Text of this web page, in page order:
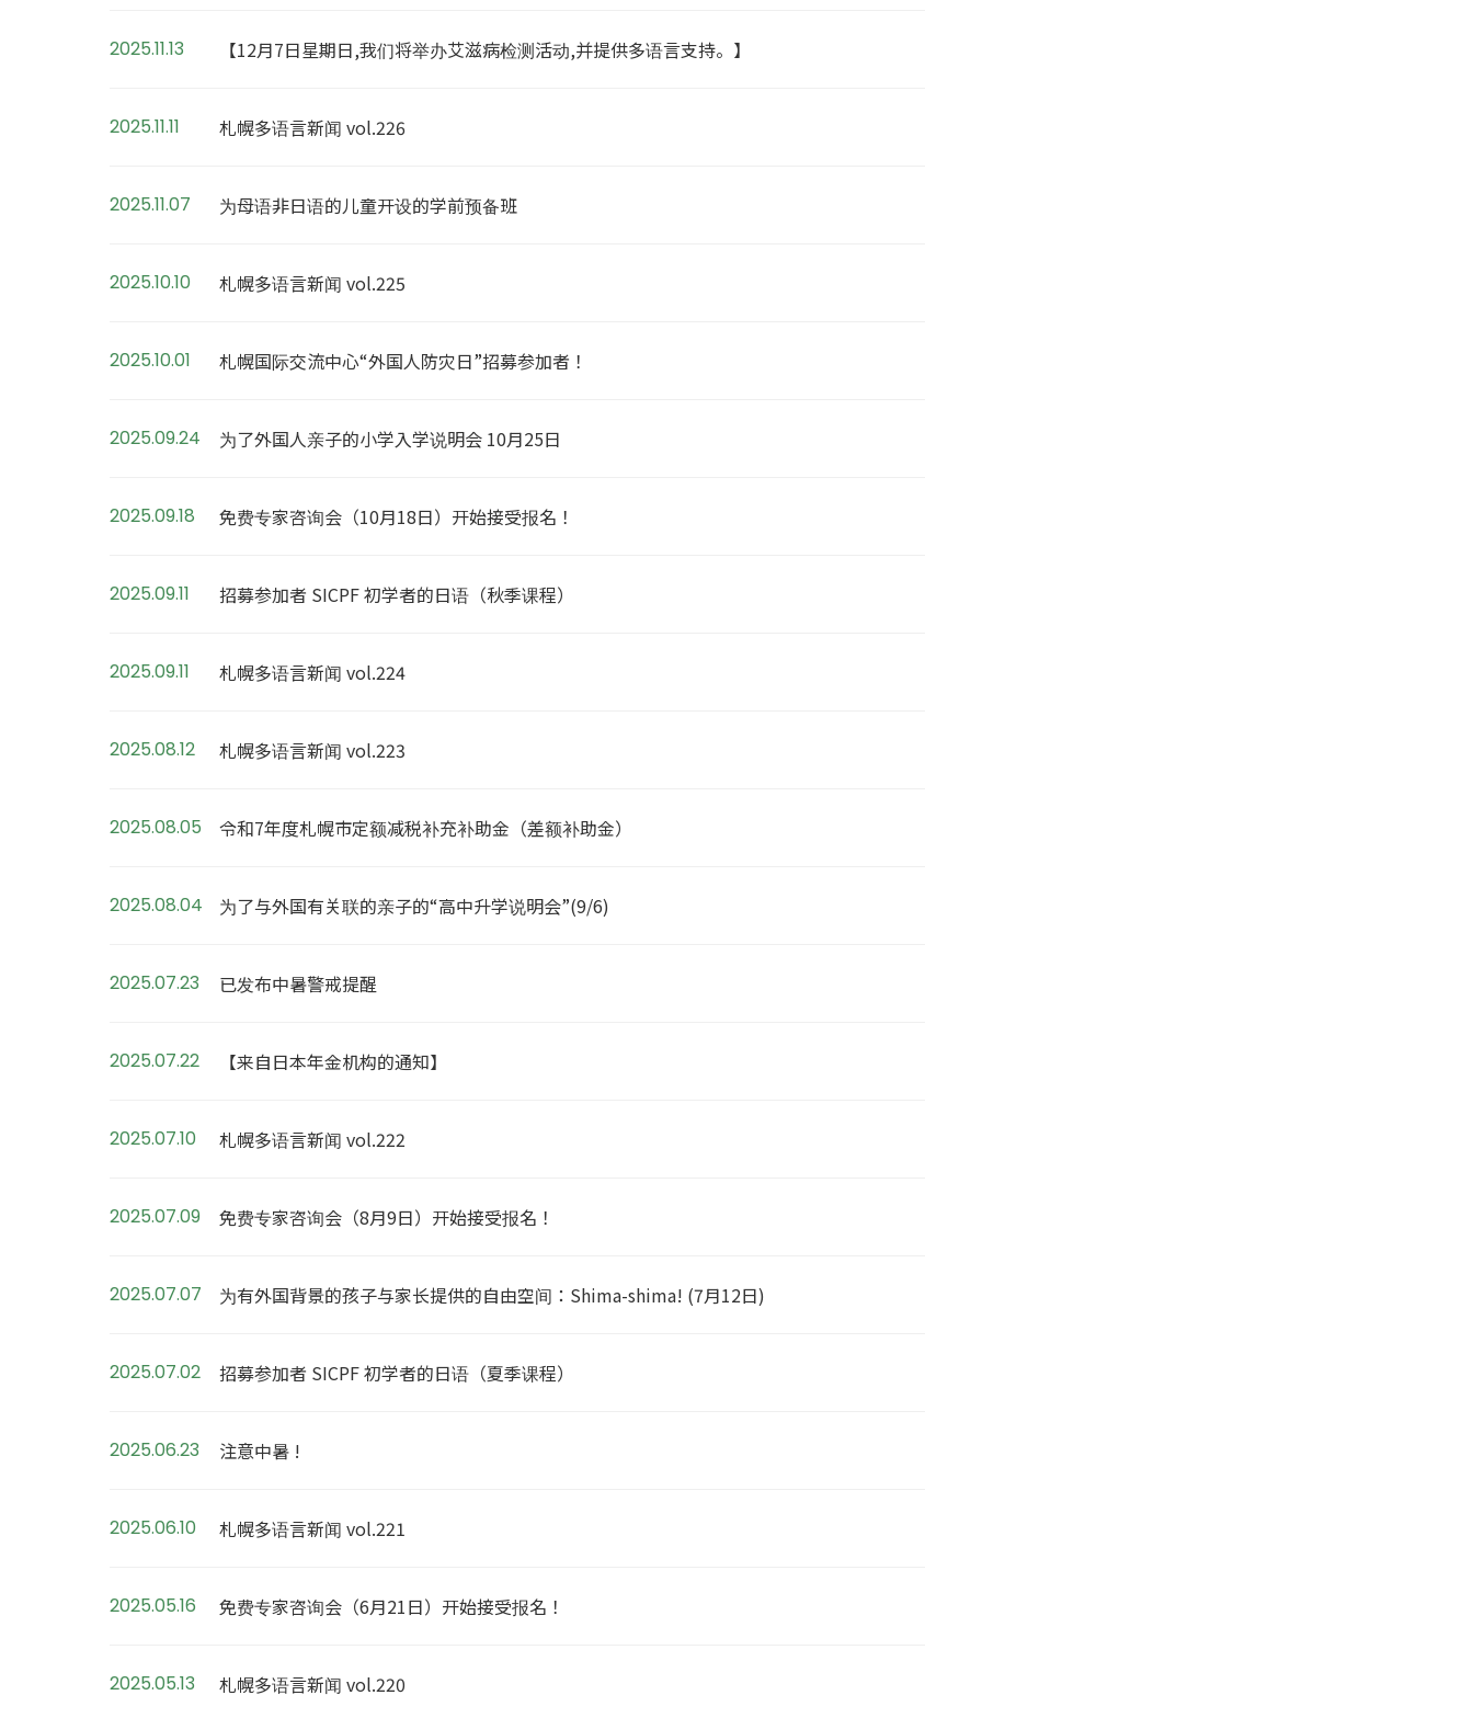
2025.11.13 【12月7日星期日,我们将举办艾滋病检测活动,并提供多语言支持。】
2025.11.11 札幌多语言新闻 vol.226
2025.11.07 为母语非日语的儿童开设的学前预备班
2025.10.10 札幌多语言新闻 vol.225
2025.10.01 札幌国际交流中心“外国人防灾日”招募参加者！
2025.09.24 为了外国人亲子的小学入学说明会 10月25日
2025.09.18 免费专家咨询会（10月18日）开始接受报名！
2025.09.11 招募参加者 SICPF 初学者的日语（秋季课程）
2025.09.11 札幌多语言新闻 vol.224
2025.08.12 札幌多语言新闻 vol.223
2025.08.05 令和7年度札幌市定额减税补充补助金（差额补助金）
2025.08.04 为了与外国有关联的亲子的“高中升学说明会”(9/6)
2025.07.23 已发布中暑警戒提醒
2025.07.22 【来自日本年金机构的通知】
2025.07.10 札幌多语言新闻 vol.222
2025.07.09 免费专家咨询会（8月9日）开始接受报名！
2025.07.07 为有外国背景的孩子与家长提供的自由空间：Shima-shima! (7月12日)
2025.07.02 招募参加者 SICPF 初学者的日语（夏季课程）
2025.06.23 注意中暑 !
2025.06.10 札幌多语言新闻 vol.221
2025.05.16 免费专家咨询会（6月21日）开始接受报名！
2025.05.13 札幌多语言新闻 vol.220